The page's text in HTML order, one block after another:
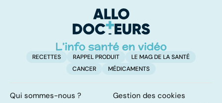
RECETTES RAPPEL PRODUIT
LE MAG DE LA SANTÉ
CANCER
MÉDICAMENTS
Qui sommes-nous ?
Gestion des cookies